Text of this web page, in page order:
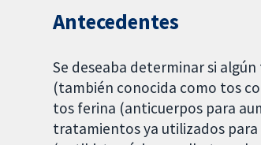
Antecedentes
Se deseaba determinar si
(también conocida como tos
tos ferina (anticuerpos para
tratamientos ya utilizados